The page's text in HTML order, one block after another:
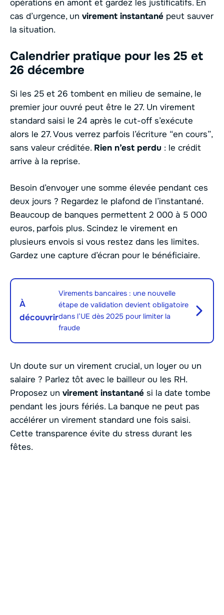
opérations en amont et gardez les justificatifs. En
cas d’urgence, un virement instantané peut sauver
la situation.
Calendrier pratique pour les 25 et
26 décembre
Si les 25 et 26 tombent en milieu de semaine, le
premier jour ouvré peut être le 27. Un virement
standard saisi le 24 après le cut-off s’exécute
alors le 27. Vous verrez parfois l’écriture “en cours”,
sans valeur créditée. Rien n’est perdu : le crédit
arrive à la reprise.
Besoin d’envoyer une somme élevée pendant ces
deux jours ? Regardez le plafond de l’instantané.
Beaucoup de banques permettent 2 000 à 5 000
euros, parfois plus. Scindez le virement en
plusieurs envois si vous restez dans les limites.
Gardez une capture d’écran pour le bénéficiaire.
À
découvrir
Virements bancaires : une nouvelle
étape de validation devient obligatoire
dans l’UE dès 2025 pour limiter la
fraude
Un doute sur un virement crucial, un loyer ou un
salaire ? Parlez tôt avec le bailleur ou les RH.
Proposez un virement instantané si la date tombe
pendant les jours fériés. La banque ne peut pas
accélérer un virement standard une fois saisi.
Cette transparence évite du stress durant les
fêtes.